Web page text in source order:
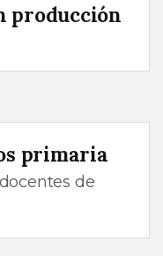
producción
primaria
de